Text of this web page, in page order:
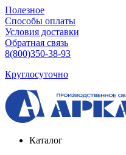
Полезное
Способы оплаты
Условия доставки
Обратная связь
8(800)350-38-93
Круглосуточно
Каталог